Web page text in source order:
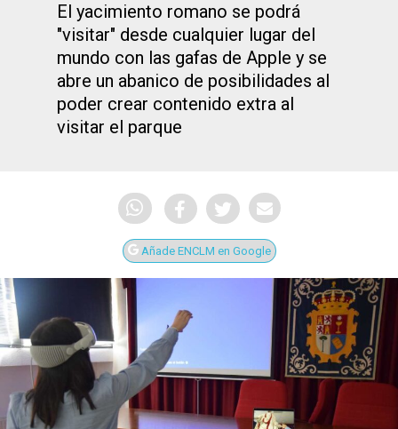
El yacimiento romano se podrá
"visitar" desde cualquier lugar del
mundo con las gafas de Apple y se
abre un abanico de posibilidades al
poder crear contenido extra al
visitar el parque
Añade ENCLM en Google